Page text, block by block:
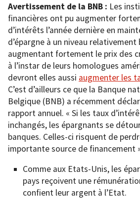
Avertissement de la BNB : Les
financières ont pu augmenter
d’intérêts l’année dernière en
d’épargne à un niveau relativement
augmentant fortement le prix des
à l’instar de leurs homologues
devront elles aussi augmenter les
C’est d’ailleurs ce que la Banque
Belgique (BNB) a récemment
rapport annuel. « Si les taux
inchangés, les épargnants se
banques. Celles-ci risquent de
importante source de financement
Comme aux Etats-Unis, les
pays reçoivent une
confient leur argent à l’Etat.